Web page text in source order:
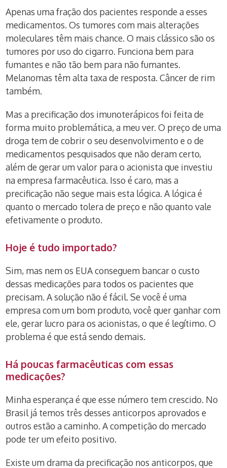
Apenas uma fração dos pacientes responde a esses
medicamentos. Os tumores com mais alterações
moleculares têm mais chance. O mais clássico são os
tumores por uso do cigarro. Funciona bem para
fumantes e não tão bem para não fumantes.
Melanomas têm alta taxa de resposta. Câncer de rim
também.
Mas a precificação dos imunoterápicos foi feita de
forma muito problemática, a meu ver. O preço de uma
droga tem de cobrir o seu desenvolvimento e o de
medicamentos pesquisados que não deram certo,
além de gerar um valor para o acionista que investiu
na empresa farmacêutica. Isso é caro, mas a
precificação não segue mais esta lógica. A lógica é
quanto o mercado tolera de preço e não quanto vale
efetivamente o produto.
Hoje é tudo importado?
Sim, mas nem os EUA conseguem bancar o custo
dessas medicações para todos os pacientes que
precisam. A solução não é fácil. Se você é uma
empresa com um bom produto, você quer ganhar com
ele, gerar lucro para os acionistas, o que é legítimo. O
problema é que está sendo demais.
Há poucas farmacêuticas com essas
medicações?
Minha esperança é que esse número tem crescido. No
Brasil já temos três desses anticorpos aprovados e
outros estão a caminho. A competição do mercado
pode ter um efeito positivo.
Existe um drama da precificação nos anticorpos, que